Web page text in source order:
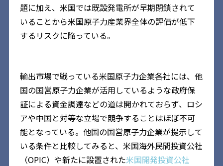
題に加え、米国では既設発電所が早期閉鎖されて
いることから米国原子力産業界全体の評価が低下
するリスクに陥っている。
輸出市場で戦っている米国原子力企業各社には、他
国の国営原子力企業が活用しているような政府保
証による資金調達などの道は開かれておらず、ロシ
アや中国と対等な立場で競争することはほぼ不可
能となっている。他国の国営原子力企業が提示して
いる条件と比較してみると、米国海外民間投資公社
（OPIC）や新たに設置された米国開発投資公社